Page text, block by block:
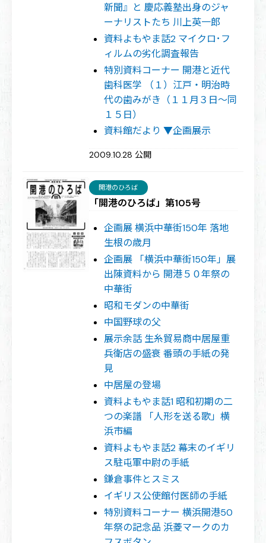
新聞』と 慶応義塾出身のジャ
ーナリストたち 川上英一郎
資料よもやま話2 マイクロ･フ
ィルムの劣化調査報告
特別資料コーナー 開港と近代
歯科医学 （１）江戸・明治時
代の歯みがき（１１月３日〜同
１５日）
資料館だより ▼企画展示
2009.10.28 公開
「開港のひろば」第105号
開港のひろば
企画展 横浜中華街150年 落地
生根の歳月
企画展 「横浜中華街150年」展
出陳資料から 開港５０年祭の
中華街
昭和モダンの中華街
中国野球の父
展示余話 生糸貿易商中居屋重
兵衛店の盛衰 番頭の手紙の発
見
中居屋の登場
資料よもやま話1 昭和初期の二
つの楽譜 「人形を送る歌」横
浜市編
資料よもやま話2 幕末のイギリ
ス駐屯軍中尉の手紙
鎌倉事件とスミス
イギリス公使館付医師の手紙
特別資料コーナー 横浜開港50
年祭の記念品 浜菱マークのカ